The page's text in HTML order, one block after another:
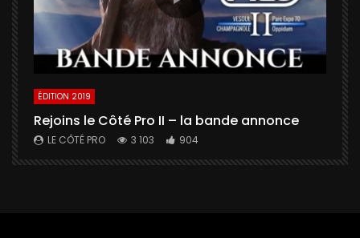
ÉDITION 2019
Rejoins le Côté Pro II – la bande annonce
LE CÔTÉ PRO 3 103 904